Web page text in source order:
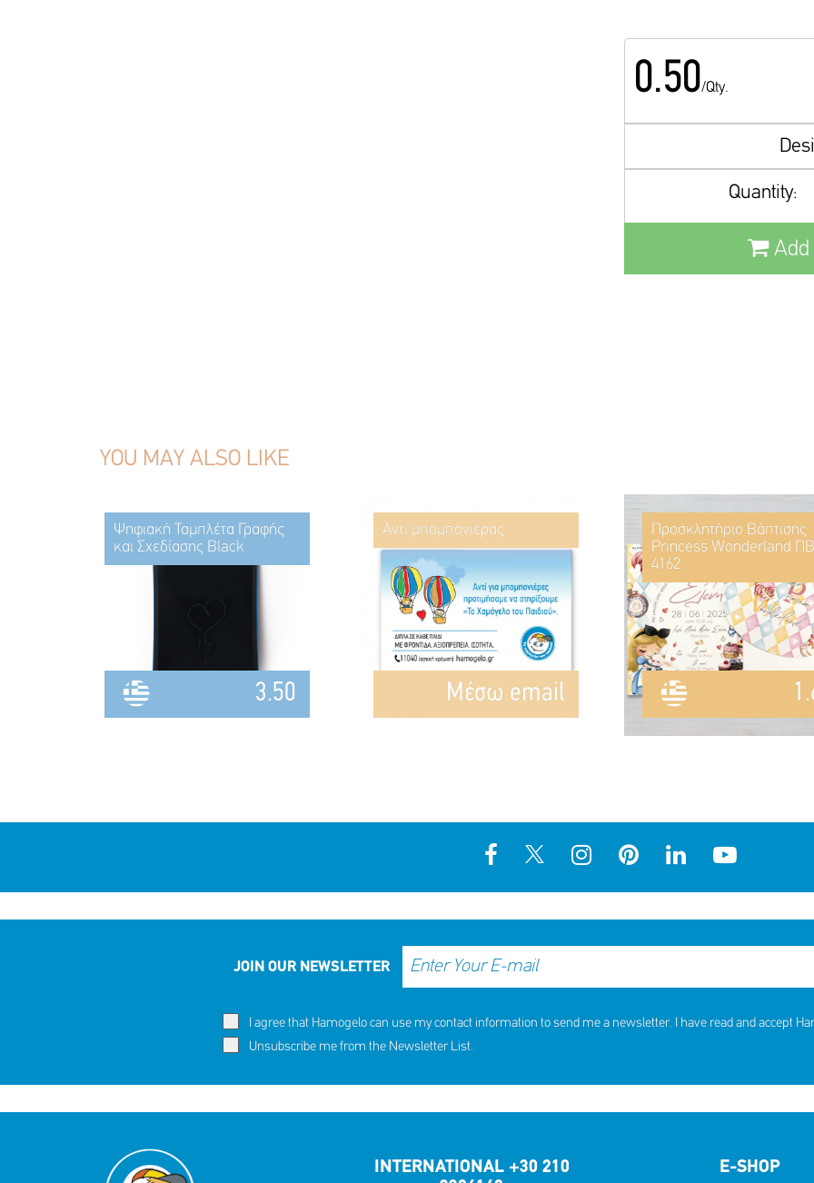
0.50/Qty.
Quantity:
Add
YOU MAY ALSO LIKE
Ψηφιακή Ταμπλέτα Γραφής
και Σχεδίασης Black
3.50
Αντί μπομπονιέρας
Mέσω email
Προσκλητήριο Βάπτισης
Princess Wonderland
4162
JOIN OUR NEWSLETTER
I agree that Hamogelo can use my contact information to send me a newsletter. I have read and accept
Unsubscribe me from the Newsletter List.
INTERNATIONAL +30 210
E-SHOP